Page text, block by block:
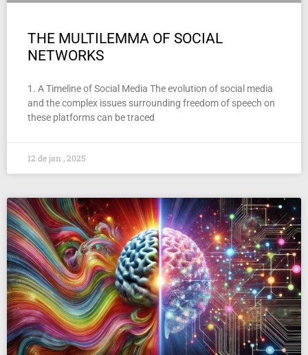
THE MULTILEMMA OF SOCIAL
NETWORKS
1. A Timeline of Social Media The evolution of social media
and the complex issues surrounding freedom of speech on
these platforms can be traced
12 de jan , 2025